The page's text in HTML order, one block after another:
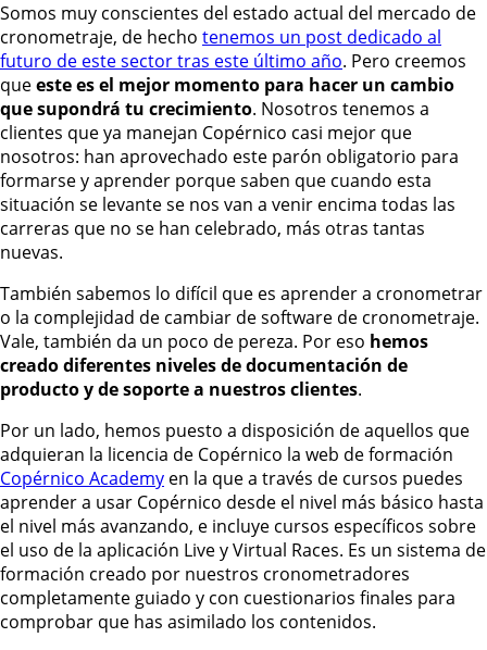
Somos muy conscientes del estado actual del mercado de
cronometraje, de hecho tenemos un post dedicado al
futuro de este sector tras este último año. Pero creemos
queeste es el mejor momento para hacer un cambio
que supondrá tu crecimiento. Nosotros tenemos a
clientes que ya manejan Copérnico casi mejor que
nosotros: han aprovechado este parón obligatorio para
formarse y aprender porque saben que cuando esta
situación se levante se nos van a venir encima todas las
carreras que no se han celebrado, más otras tantas
nuevas.
También sabemos lo difícil que es aprender a cronometrar
o la complejidad de cambiar de software de cronometraje.
Vale, también da un poco de pereza. Por eso hemos
creado diferentes niveles de documentación de
producto y de soporte a nuestros clientes.
Por un lado, hemos puesto a disposición de aquellos que
adquieran la licencia de Copérnico la web de formación
Copérnico Academy en la que a través de cursos puedes
aprender a usar Copérnico desde el nivel más básico hasta
el nivel más avanzando, e incluye cursos específicos sobre
el uso de la aplicación Live y Virtual Races. Es un sistema de
formación creado por nuestros cronometradores
completamente guiado y con cuestionarios finales para
comprobar que has asimilado los contenidos.